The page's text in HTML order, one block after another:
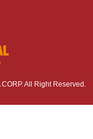
All Right Reserved.